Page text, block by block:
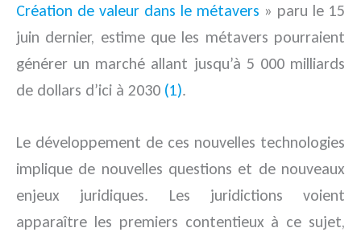
Création de valeur dans le métavers » paru le 15
juin dernier, estime que les métavers pourraient
générer un marché allant jusqu’à 5 000 milliards
de dollars d’ici à 2030 (1).
Le développement de ces nouvelles technologies
implique de nouvelles questions et de nouveaux
enjeux juridiques. Les juridictions voient
apparaître les premiers contentieux à ce sujet,